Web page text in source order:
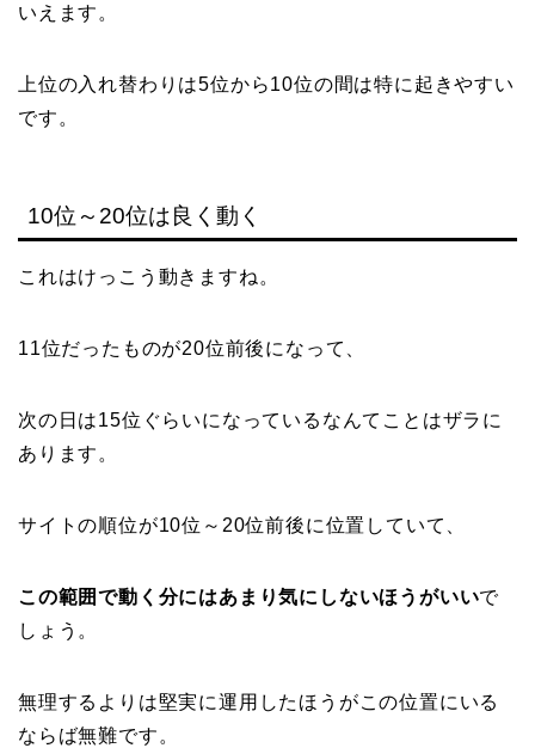
いえます。
上位の入れ替わりは5位から10位の間は特に起きやすい
です。
10位～20位は良く動く
これはけっこう動きますね。
11位だったものが20位前後になって、
次の日は15位ぐらいになっているなんてことはザラに
あります。
サイトの順位が10位～20位前後に位置していて、
この範囲で動く分にはあまり気にしないほうがいいで
しょう。
無理するよりは堅実に運用したほうがこの位置にいる
ならば無難です。